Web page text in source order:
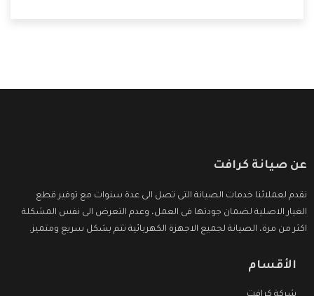
عن صيانة كرافت
نقدم لعملائنا خدمات الصيانة التى تصل الى عدة سنوات مع توفير قطع
الغيار الاصلية لضمان جودتها فى العمل، وعدم التعرض الى نفس المشكلة
اكثر من مرة، الصيانة لجميع الاجهزة الكهربائية تتم بشكل سريع ومتميز.
الأقسام